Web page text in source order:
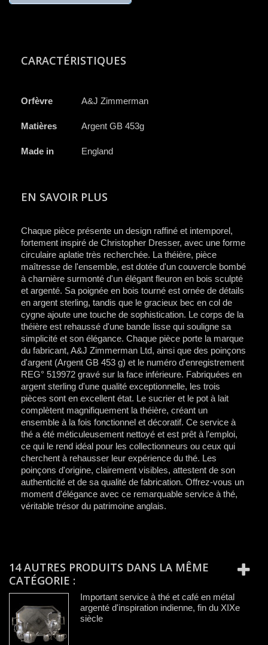
CARACTÉRISTIQUES
Orfèvre A&J Zimmerman
Matières Argent GB 453g
Made in England
EN SAVOIR PLUS
Chaque pièce présente un design raffiné et intemporel,
fortement inspiré de Christopher Dresser, avec une forme
circulaire aplatie très recherchée. La théière, pièce
maîtresse de l'ensemble, est dotée d'un couvercle bombé
à charnière surmonté d'un élégant fleuron en bois sculpté
et argenté. Sa poignée en bois tourné est ornée de détails
en argent sterling, tandis que le gracieux bec en col de
cygne ajoute une touche de sophistication. Le corps de la
théière est rehaussé d'une bande lisse qui souligne sa
simplicité et son élégance. Chaque pièce porte la marque
du fabricant, A&J Zimmerman Ltd, ainsi que des poinçons
d'argent (Argent GB 453 g) et le numéro d'enregistrement
REG° 519972 gravé sur la face inférieure. Fabriquées en
argent sterling d'une qualité exceptionnelle, les trois
pièces sont en excellent état. Le sucrier et le pot à lait
complètent magnifiquement la théière, créant un
ensemble à la fois fonctionnel et décoratif. Ce service à
thé a été méticuleusement nettoyé et est prêt à l'emploi,
ce qui le rend idéal pour les collectionneurs ou ceux qui
cherchent à rehausser leur expérience du thé. Les
poinçons d'origine, clairement visibles, attestent de son
authenticité et de sa qualité de fabrication. Offrez-vous un
moment d'élégance avec ce remarquable service à thé,
véritable trésor du patrimoine anglais.
14 AUTRES PRODUITS DANS LA MÊME
CATÉGORIE :
Important service à thé et café en métal
argenté d'inspiration indienne, fin du XIXe
siècle